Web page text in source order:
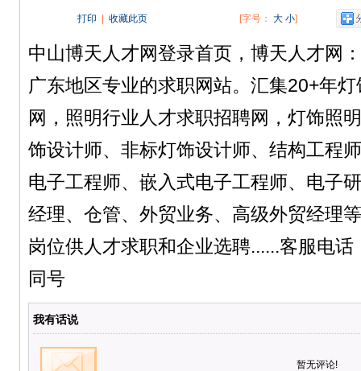
打印 收藏此页 [字号： 大 小]
中山博天人才网登录首页，博天人才网
广东地区专业的求职网站。汇集20+年
网，照明行业人才求职招聘网，灯饰照
饰设计师、非标灯饰设计师、结构工程
电子工程师、嵌入式电子工程师、电子
经理、仓管、外贸业务、高级外贸经理
岗位供人才求职和企业选聘......客服电
同号
我有话说
暂无评论!